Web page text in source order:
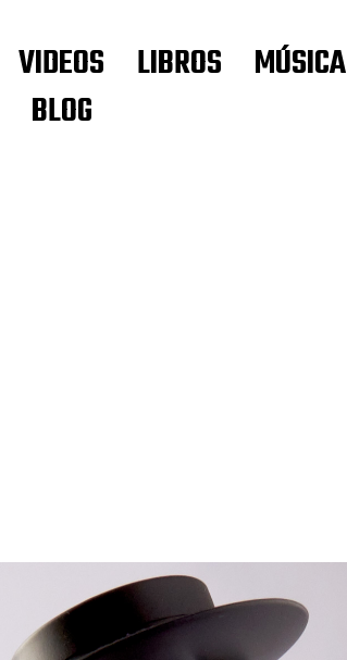
VIDEOS LIBROS MÚSICA
BLOG